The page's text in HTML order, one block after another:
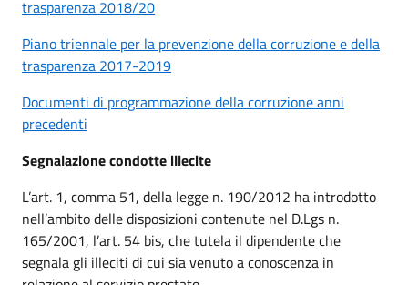
trasparenza 2018/20
Piano triennale per la prevenzione della corruzione e della
trasparenza 2017-2019
Documenti di programmazione della corruzione anni
precedenti
Segnalazione condotte illecite
L’art. 1, comma 51, della legge n. 190/2012 ha introdotto
nell’ambito delle disposizioni contenute nel D.Lgs n.
165/2001, l’art. 54 bis, che tutela il dipendente che
segnala gli illeciti di cui sia venuto a conoscenza in